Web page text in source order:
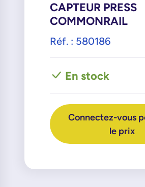
CAPTEUR PRESS
COMMONRAIL
Réf. : 580186
En stock
Connectez-vous
le prix